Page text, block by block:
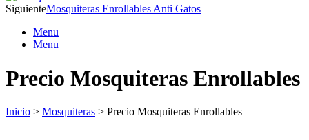
SiguienteMosquiteras Enrollables Anti Gatos
Menu
Menu
Precio Mosquiteras Enrollables
Inicio > Mosquiteras > Precio Mosquiteras Enrollables